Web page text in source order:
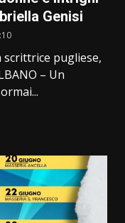
Genisi
scrittrice pugliese,
– Un